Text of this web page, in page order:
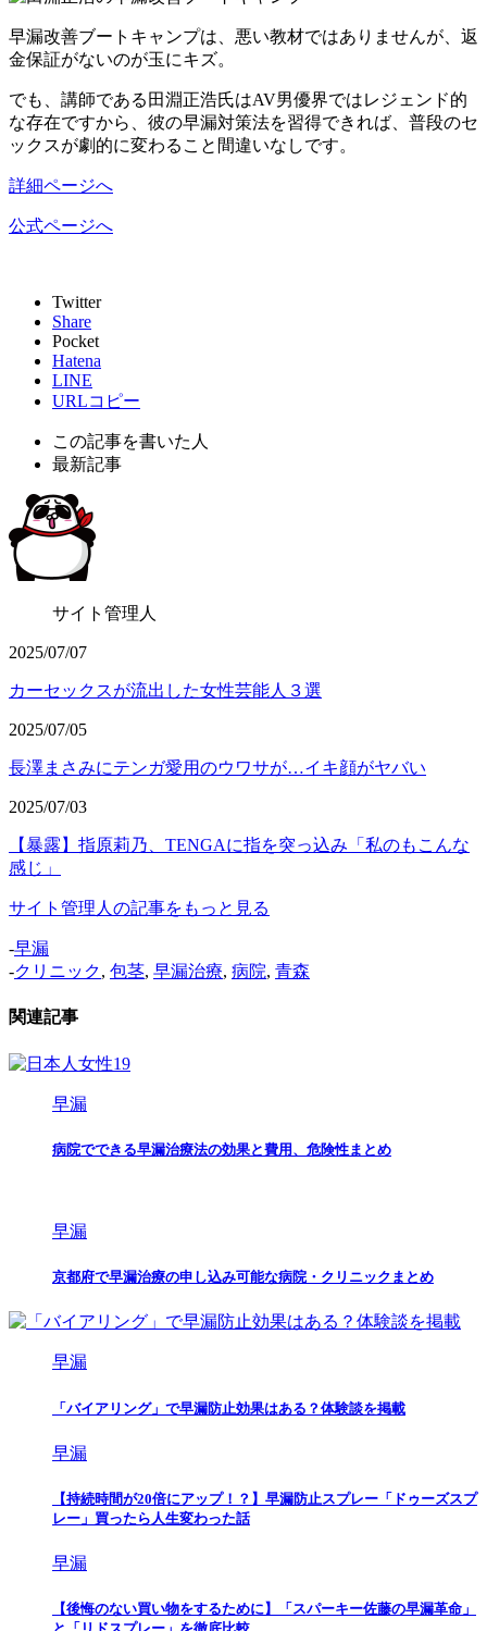
早漏改善ブートキャンプは、悪い教材ではありませんが、返
金保証がないのが玉にキズ。
でも、講師である田淵正浩氏はAV男優界ではレジェンド的
な存在ですから、彼の早漏対策法を習得できれば、 普段のセ
ックスが劇的に変わること間違いなしです。
詳細ページへ
公式ページへ
Twitter
Share
Pocket
Hatena
LINE
URLコピー
この記事を書いた人
最新記事
サイト管理人
2025/07/07
カーセックスが流出した女性芸能人３選
2025/07/05
長澤まさみにテンガ愛用のウワサが…イキ顔がヤバい
2025/07/03
【暴露】指原莉乃、TENGAに指を突っ込み「私のもこんな
感じ」
サイト管理人の記事をもっと見る
-早漏
-クリニック, 包茎, 早漏治療, 病院, 青森
関連記事
早漏
病院でできる早漏治療法の効果と費用、危険性まとめ
早漏
京都府で早漏治療の申し込み可能な病院・クリニックまとめ
早漏
「バイアリング」で早漏防止効果はある？体験談を掲載
早漏
【持続時間が20倍にアップ！？】早漏防止スプレー「ドゥーズスプ
レー」買ったら人生変わった話
早漏
【後悔のない買い物をするために】「スパーキー佐藤の早漏革命」